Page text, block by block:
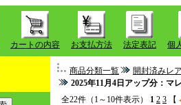
カートの内容 お支払方法 法定表記 個
商品分類一覧
開封済みレ
2025年11月4日アップ分：マ
全22件（1～10件表示） 1 2 3 【